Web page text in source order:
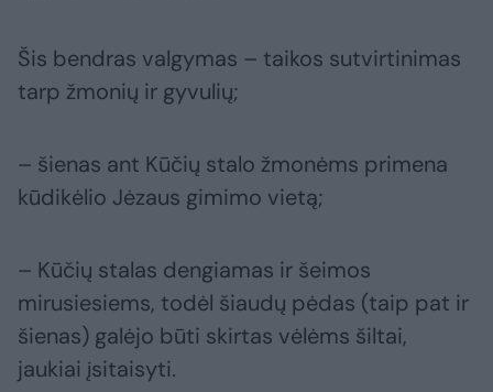
Šis bendras valgymas – taikos sutvirtinimas
tarp žmonių ir gyvulių;
– šienas ant Kūčių stalo žmonėms primena
kūdikėlio Jėzaus gimimo vietą;
– Kūčių stalas dengiamas ir šeimos
mirusiesiems, todėl šiaudų pėdas (taip pat ir
šienas) galėjo būti skirtas vėlėms šiltai,
jaukiai įsitaisyti.